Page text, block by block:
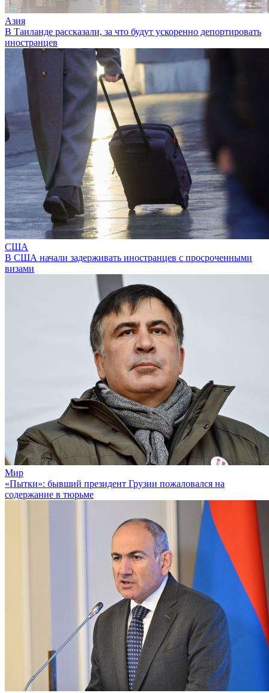
Азия
В Таиланде рассказали, за что будут ускоренно депортировать
иностранцев
США
В США начали задерживать иностранцев с просроченными
визами
Мир
«Пытки»: бывший президент Грузии пожаловался на
содержание в тюрьме